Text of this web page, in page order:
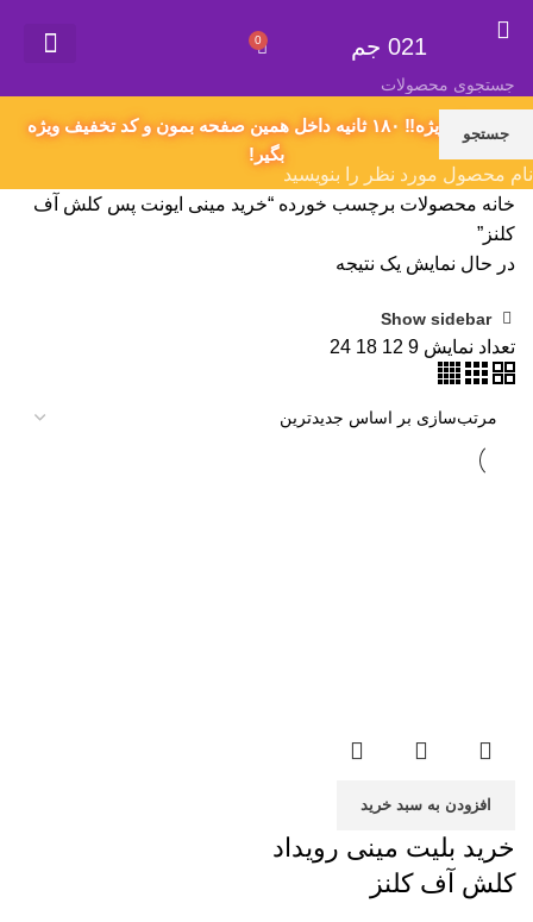
021 جم 0
پیشنهاد ویژه‼️ ۱۸۰ ثانیه داخل همین صفحه بمون و کد تخفیف ویژه
بگیر!
خانه محصولات برچسب خورده “خرید مینی ایونت پس کلش آف
کلنز”
در حال نمایش یک نتیجه
Show sidebar
تعداد نمایش 9
12
18
24
افزودن به سبد خرید
خرید بلیت مینی رویداد
کلش آف کلنز
جستجو
نام محصول مورد نظر را بنویسید